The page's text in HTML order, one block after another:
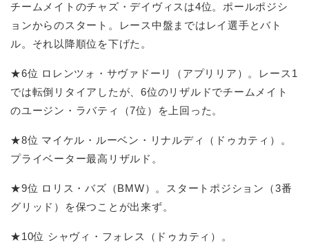
チームメイトのチャズ・デイヴィスは4位。ポールポジシ
ョンからのスタート。レース中盤まではレイ選手とバト
ル。それ以降順位を下げた。
★6位 ロレンツォ・サヴァドーリ（アプリリア）。レース1
では転倒リタイアしたが、6位のリザルドでチームメイト
のユージン・ラバティ（7位）を上回った。
★8位 マイケル・ルーベン・リナルディ（ドゥカティ）。
プライベーター最高リザルド。
★9位 ロリス・バズ（BMW）。スタートポジション（3番
グリッド）を保つことが出来ず。
★10位 シャヴィ・フォレス（ドゥカティ）。